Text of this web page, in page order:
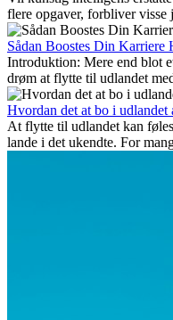
flere opgaver, forbliver visse
Her gennemgår vi hvilke
fremtidssikre, hvilke
og hvorfor mange af disse
karrieremuligheder i
Sådan Boostes Din
Introduktion: Mere end blot
drøm at flytte til udlandet
udover spændingen ved...
Hvordan det at bo i
At flytte til udlandet kan
lande i det ukendte. For